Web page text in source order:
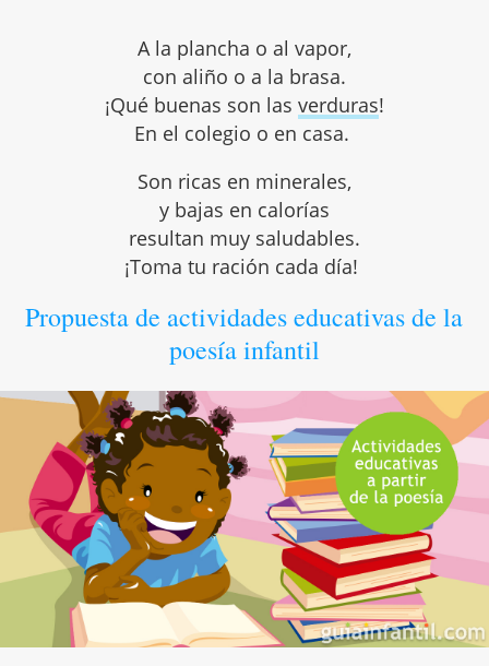
A la plancha o al vapor,
con aliño o a la brasa.
¡Qué buenas son las verduras!
En el colegio o en casa.
Son ricas en minerales,
y bajas en calorías
resultan muy saludables.
¡Toma tu ración cada día!
Propuesta de actividades educativas de la
poesía infantil